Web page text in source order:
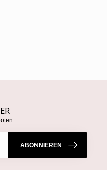
ABONNIEREN